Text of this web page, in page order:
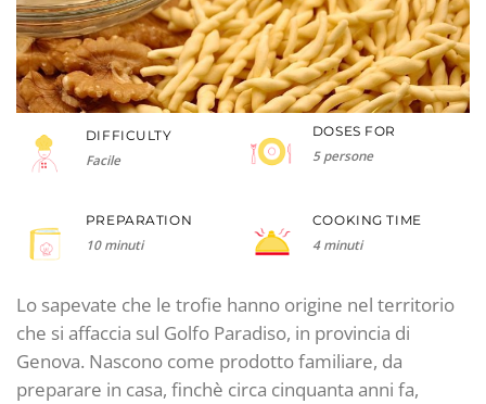
DIFFICULTY
Facile
DOSES FOR
5 persone
PREPARATION
10 minuti
COOKING TIME
4 minuti
Lo sapevate che le trofie hanno origine nel territorio
che si affaccia sul Golfo Paradiso, in provincia di
Genova. Nascono come prodotto familiare, da
preparare in casa, finchè circa cinquanta anni fa,